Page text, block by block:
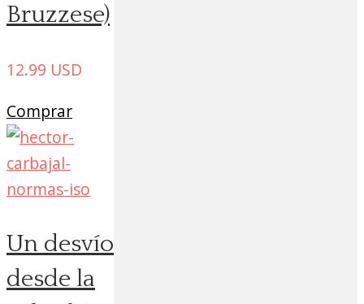
Bruzzese)
12.99 USD
Comprar
Un desvío
desde la